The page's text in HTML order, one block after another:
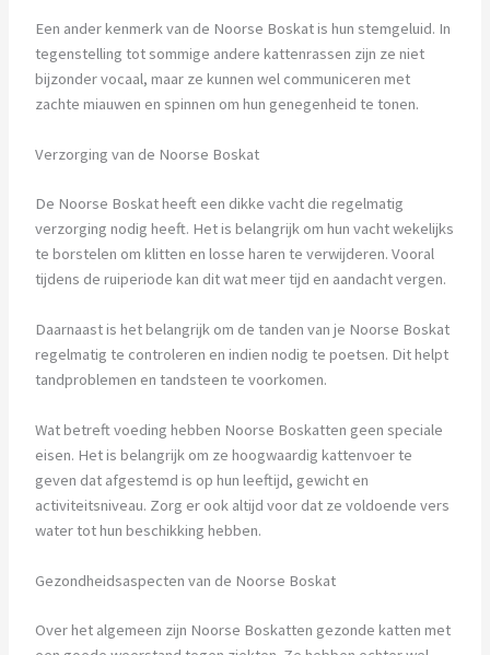
Een ander kenmerk van de Noorse Boskat is hun stemgeluid. In
tegenstelling tot sommige andere kattenrassen zijn ze niet
bijzonder vocaal, maar ze kunnen wel communiceren met
zachte miauwen en spinnen om hun genegenheid te tonen.
Verzorging van de Noorse Boskat
De Noorse Boskat heeft een dikke vacht die regelmatig
verzorging nodig heeft. Het is belangrijk om hun vacht wekelijks
te borstelen om klitten en losse haren te verwijderen. Vooral
tijdens de ruiperiode kan dit wat meer tijd en aandacht vergen.
Daarnaast is het belangrijk om de tanden van je Noorse Boskat
regelmatig te controleren en indien nodig te poetsen. Dit helpt
tandproblemen en tandsteen te voorkomen.
Wat betreft voeding hebben Noorse Boskatten geen speciale
eisen. Het is belangrijk om ze hoogwaardig kattenvoer te
geven dat afgestemd is op hun leeftijd, gewicht en
activiteitsniveau. Zorg er ook altijd voor dat ze voldoende vers
water tot hun beschikking hebben.
Gezondheidsaspecten van de Noorse Boskat
Over het algemeen zijn Noorse Boskatten gezonde katten met